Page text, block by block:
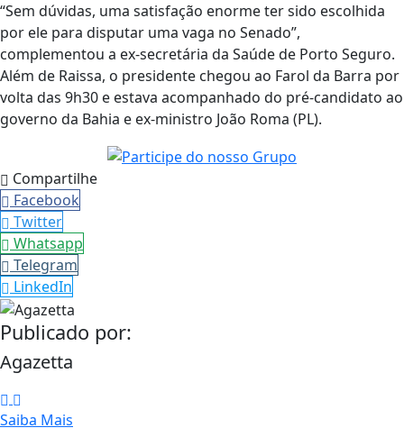
“Sem dúvidas, uma satisfação enorme ter sido escolhida
por ele para disputar uma vaga no Senado”,
complementou a ex-secretária da Saúde de Porto Seguro.
Além de Raissa, o presidente chegou ao Farol da Barra por
volta das 9h30 e estava acompanhado do pré-candidato ao
governo da Bahia e ex-ministro João Roma (PL).
Compartilhe
Facebook
Twitter
Whatsapp
Telegram
LinkedIn
Publicado por:
Agazetta
Saiba Mais